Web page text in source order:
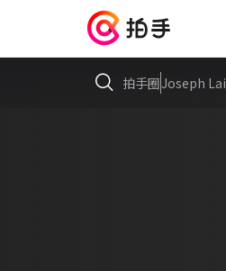
拍手圈Joseph Lai